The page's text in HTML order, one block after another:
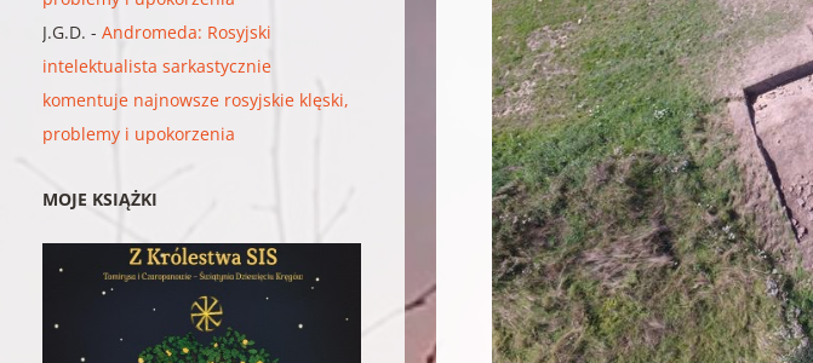
J.G.D. -Andromeda: Rosyjski
intelektualista sarkastycznie
komentuje najnowsze rosyjskie klęski,
problemy i upokorzenia
MOJE KSIĄŻKI